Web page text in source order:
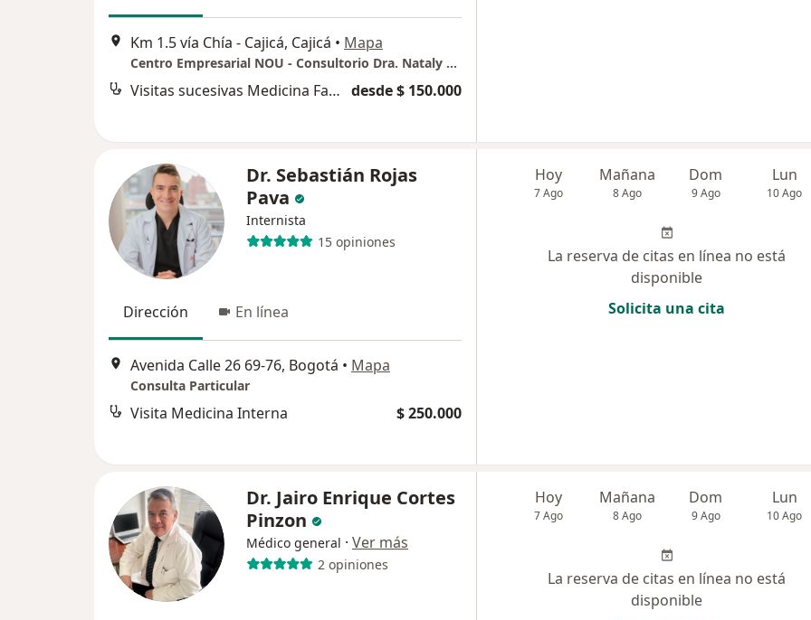
Km 1.5 vía Chía - Cajicá, Cajicá • Mapa
Centro Empresarial NOU - Consultorio Dra. Nataly Castiblanco
Visitas sucesivas Medicina Familiar desde $ 150.000
Dr. Sebastián Rojas
Pava
Internista
15 opiniones
Dirección En línea
Avenida Calle 26 69-76, Bogotá • Mapa
Consulta Particular
Visita Medicina Interna $ 250.000
Hoy
7 Ago
Mañana
8 Ago
Dom
9 Ago
Lun
10 Ago
La reserva de citas en línea no está
disponible
Solicita una cita
Dr. Jairo Enrique Cortes
Pinzon
Médico general · Ver más
2 opiniones
Hoy
7 Ago
Mañana
8 Ago
Dom
9 Ago
Lun
10 Ago
La reserva de citas en línea no está
disponible